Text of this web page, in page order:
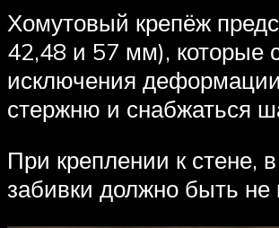
Хомутовый крепёж
42,48 и 57 мм), которые
исключения
стержню и снабжаться
При креплении к стене,
забивки должно быть